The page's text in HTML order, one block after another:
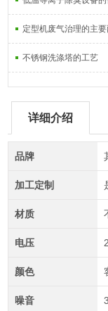
定型机废气治理的主
不锈钢洗涤塔的工艺
详细介绍
品牌
加工定制
材质
电压
颜色
噪音